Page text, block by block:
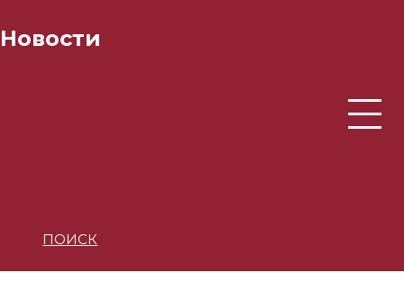
Новости
ПОИСК